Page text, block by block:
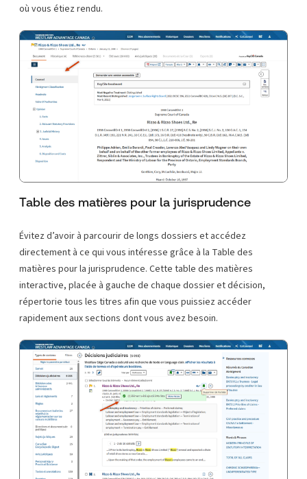
où vous étiez rendu.
Table des matières pour la jurisprudence
Évitez d’avoir à parcourir de longs dossiers et accédez
directement à ce qui vous intéresse grâce à la Table des
matières pour la jurisprudence. Cette table des matières
interactive, placée à gauche de chaque dossier et décision,
répertorie tous les titres afin que vous puissiez accéder
rapidement aux sections dont vous avez besoin.